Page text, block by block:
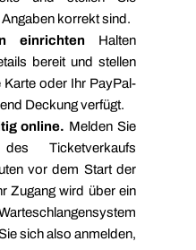
korrekt sind.
einrichten
Halten
bereit und stellen
Karte oder Ihr PayPal-
Deckung verfügt.
online. Melden Sie
Ticketverkaufs
vor dem Start der
Zugang wird über ein
sich also anmelden,